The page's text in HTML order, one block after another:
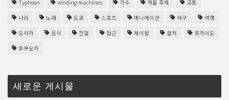
Typhoon
vending machines 가수 겨울 축제
교토
나라
노래 도쿄 스포츠 애니메이션 야구
여행
오사카
음식 전철 접근 제이팝 컬처
홋카이도
후쿠오카
새로운 게시물